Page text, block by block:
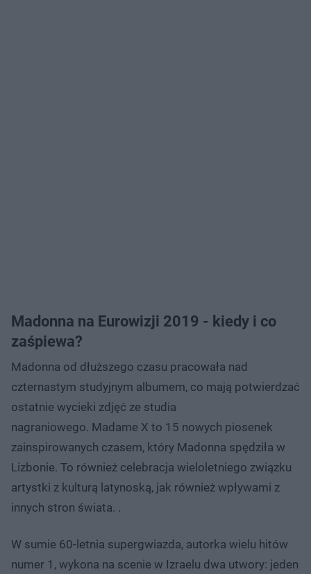
Madonna na Eurowizji 2019 - kiedy i co
zaśpiewa?
Madonna od dłuższego czasu pracowała nad
czternastym studyjnym albumem, co mają potwierdzać
ostatnie wycieki zdjęć ze studia
nagraniowego. Madame X to 15 nowych piosenek
zainspirowanych czasem, który Madonna spędziła w
Lizbonie. To również celebracja wieloletniego związku
artystki z kulturą latynoską, jak również wpływami z
innych stron świata. .
W sumie 60-letnia supergwiazda, autorka wielu hitów
numer 1, wykona na scenie w Izraelu dwa utwory: jeden